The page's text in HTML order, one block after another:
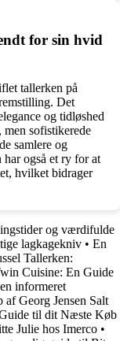
for sin hvid
tallerken på
Det
og tidløshed
men sofistikerede
samlere og
også et ry for at
hvilket bidrager
og værdifulde
lagkagekniv • En
Tallerken:
Cuisine: En Guide
informeret
Georg Jensen Salt
til dit Næste Køb
Julie hos Imerco •